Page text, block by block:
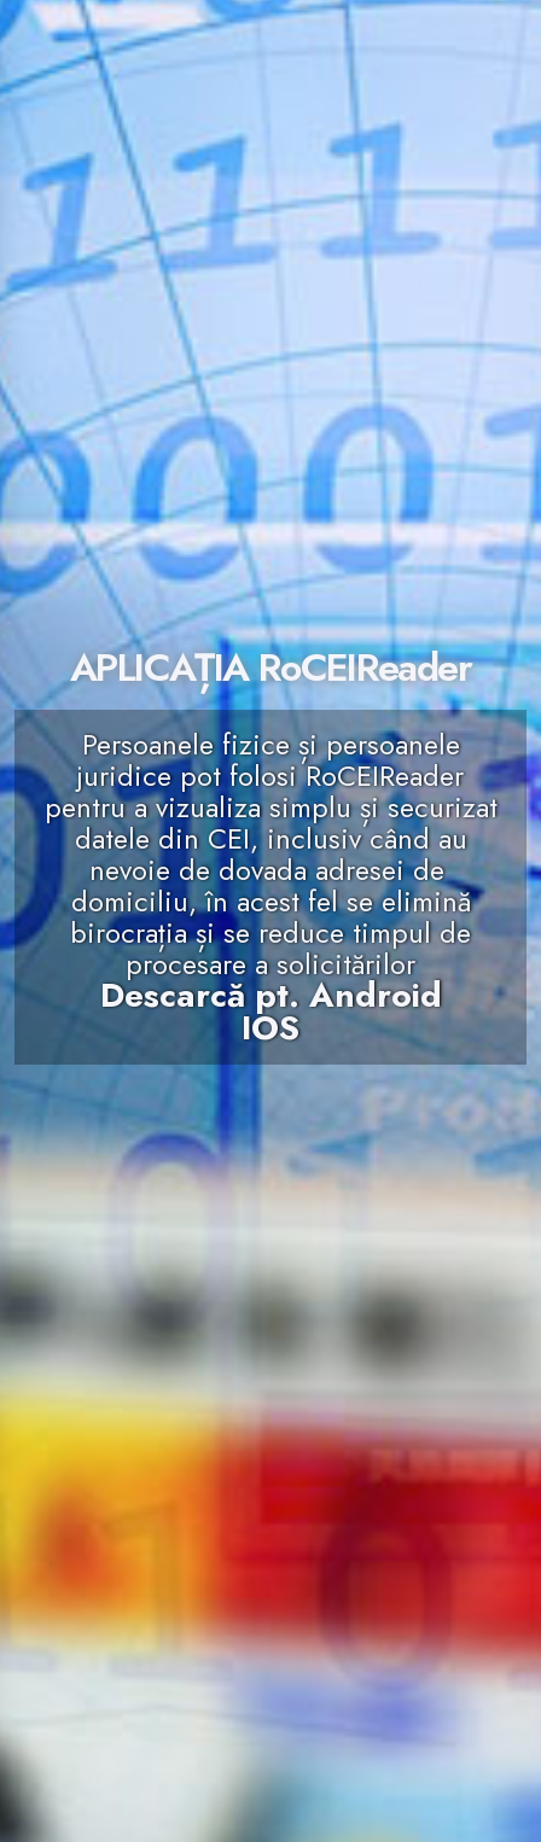
APLICAȚIA RoCEIReader
Persoanele fizice și persoanele
juridice pot folosi RoCEIReader
pentru a vizualiza simplu și securizat
datele din CEI, inclusiv când au
nevoie de dovada adresei de
domiciliu, în acest fel se elimină
birocrația și se reduce timpul de
procesare a solicitărilor
Descarcă pt. Android
IOS